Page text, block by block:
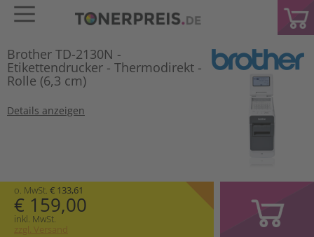
Brother TD-2130N -
Etikettendrucker - Thermodirekt -
Rolle (6,3 cm)
Details anzeigen
o. MwSt. € 133,61
€ 159,00
inkl. MwSt.
zzgl. Versand